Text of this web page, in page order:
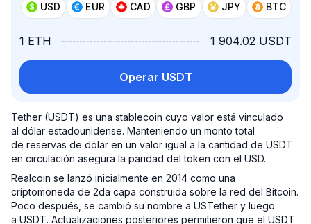
USD EUR CAD GBP JPY BTC
1 ETH 1 904.02 USDT
Operar USDT
Tether (USDT) es una stablecoin cuyo valor está vinculado
al dólar estadounidense. Manteniendo un monto total
de reservas de dólar en un valor igual a la cantidad de USDT
en circulación asegura la paridad del token con el USD.
Realcoin se lanzó inicialmente en 2014 como una
criptomoneda de 2da capa construida sobre la red del Bitcoin.
Poco después, se cambió su nombre a USTether y luego
a USDT. Actualizaciones posteriores permitieron que el USDT